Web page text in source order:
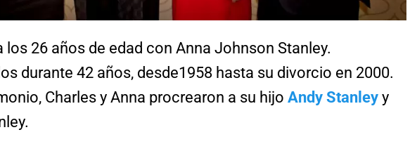
los 26 años de edad con Anna Johnson Stanley.
durante 42 años, desde1958 hasta su divorcio en 2000.
Charles y Anna procrearon a su hijoAndy Stanleyy